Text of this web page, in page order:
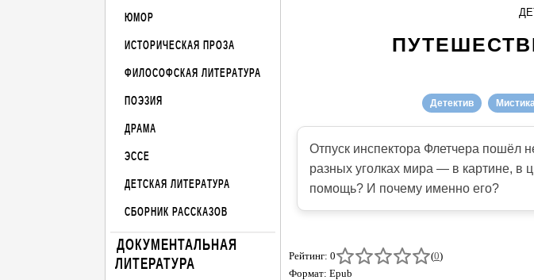
ЮМОР
ИСТОРИЧЕСКАЯ ПРОЗА
ФИЛОСОФСКАЯ ЛИТЕРАТУРА
ПОЭЗИЯ
ДРАМА
ЭССЕ
ДЕТСКАЯ ЛИТЕРАТУРА
СБОРНИК РАССКАЗОВ
ДОКУМЕНТАЛЬНАЯ
ЛИТЕРАТУРА
Детектив Мистика
Отпуск инспектора Флетчера пошёл
разных уголках мира — в картине, в
помощь? И почему именно его?
Рейтинг: 0 (0)
Формат: Epub